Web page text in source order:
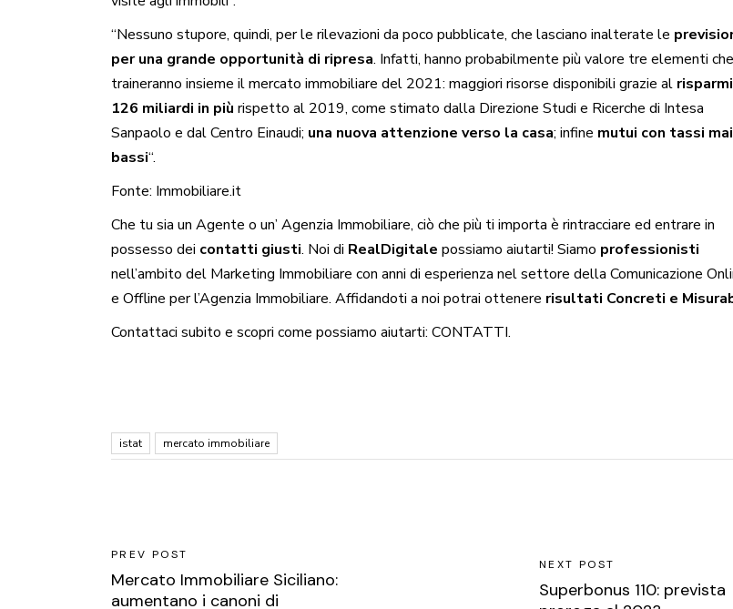
“Nessuno stupore, quindi, per le rilevazioni da poco pubblicate, che lasciano inalterate le
per una grande opportunità di ripresa. Infatti, hanno probabilmente più valore tre elementi che
traineranno insieme il mercato immobiliare del 2021: maggiori risorse disponibili grazie al
126 miliardi in più rispetto al 2019, come stimato dalla Direzione Studi e Ricerche di Intesa
Sanpaolo e dal Centro Einaudi; una nuova attenzione verso la casa; infine mutui con tassi
bassi“.
Fonte: Immobiliare.it
Che tu sia un Agente o un’ Agenzia Immobiliare, ciò che più ti importa è rintracciare ed entrare in
possesso dei contatti giusti. Noi di RealDigitale possiamo aiutarti! Siamo professionisti
nell’ambito del Marketing Immobiliare con anni di esperienza nel settore della Comunicazione
e Offline per l’Agenzia Immobiliare. Affidandoti a noi potrai ottenere risultati Concreti e
Contattaci subito e scopri come possiamo aiutarti: CONTATTI.
istat mercato immobiliare
PREV POST
Mercato Immobiliare Siciliano:
aumentano i canoni di
NEXT POST
Superbonus 110: prevista